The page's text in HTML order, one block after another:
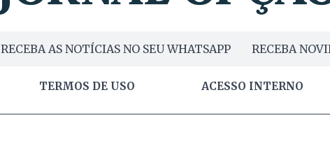
RECEBA AS NOTÍCIAS NO SEU WHATSAPP RECEBA
TERMOS DE USO ACESSO INTERNO